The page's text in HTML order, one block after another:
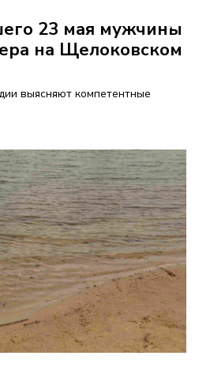
23 мая мужчины
на Щелоковском
выясняют компетентные
×